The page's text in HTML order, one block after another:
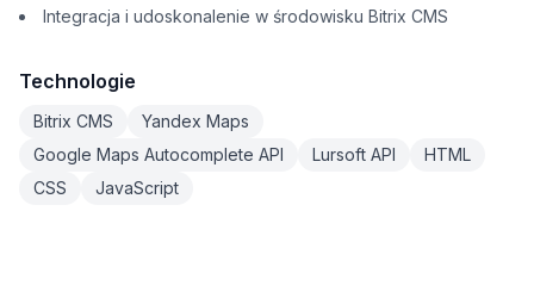
Integracja i udoskonalenie w środowisku Bitrix CMS
Technologie
Bitrix CMS
Yandex Maps
Google Maps Autocomplete API
Lursoft API
HTML
CSS
JavaScript